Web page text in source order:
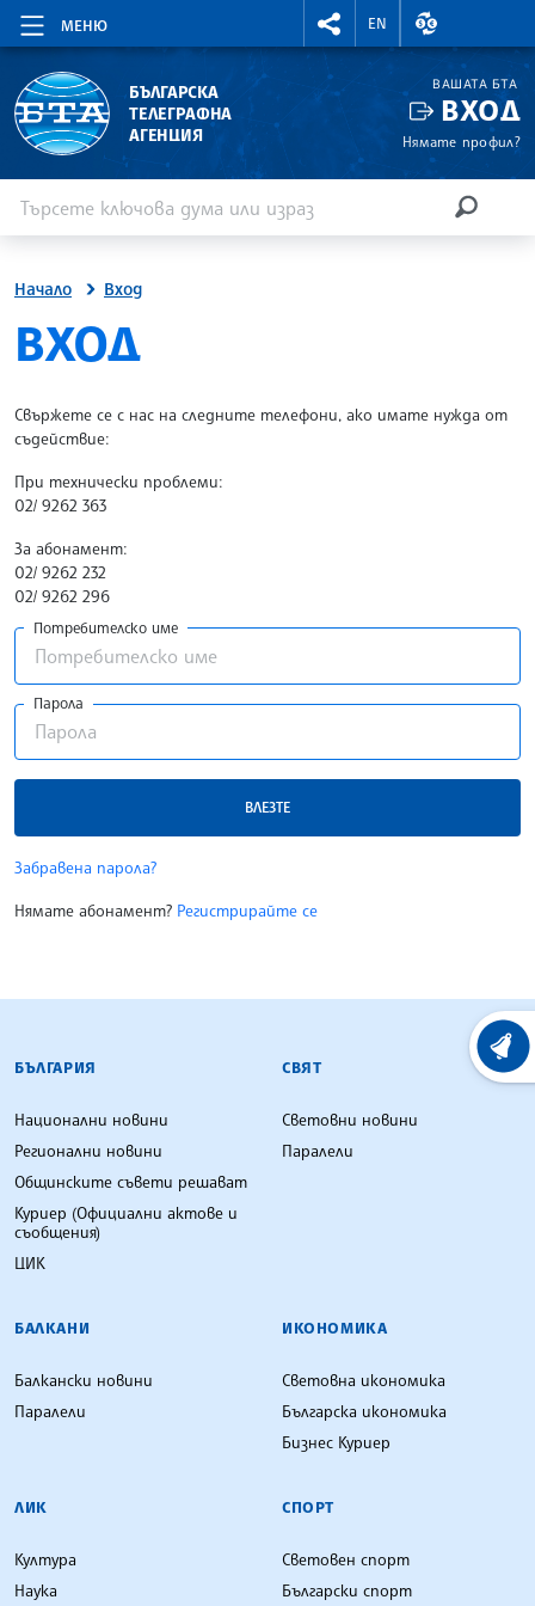
МЕНЮ
RIGHTMENU.SOCIAL
EN
ВАЛУТНИ
БЪЛГАРСКА
ТЕЛЕГРАФНА
АГЕНЦИЯ
ВАШАТА БТА
ВХОД
Нямате профил?
Начало Вход
SITE.BTA
ВХОД
Свържете се с нас на следните телефони, ако имате нужда от
съдействие:
При технически проблеми:
02/ 9262 363
За абонамент:
02/ 9262 232
02/ 9262 296
Потребителско име
Парола
ВЛЕЗТЕ
Забравена парола?
Нямате абонамент? Регистрирайте се
БЪЛГАРСКА ТЕЛЕГРАФНА АГЕНЦИЯ
БЪЛГАРИЯ
Национални новини
Регионални новини
Общинските съвети решават
Куриер (Официални актове и
съобщения)
ЦИК
СВЯТ
Световни новини
Паралели
БАЛКАНИ
Балкански новини
Паралели
ИКОНОМИКА
Световна икономика
Българска икономика
Бизнес Куриер
ЛИК
Култура
Наука
СПОРТ
Световен спорт
Български спорт